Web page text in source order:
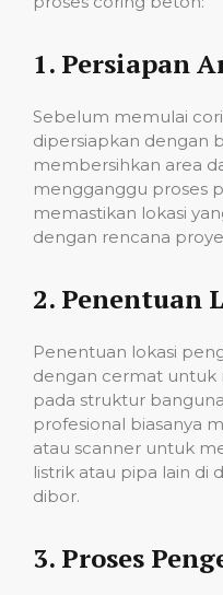
1. Persiapan
Sebelum memulai
dipersiapkan dengan
membersihkan area
mengganggu proses
memastikan lokasi
dengan rencana
2. Penentuan
Penentuan lokasi
dengan cermat untuk
pada struktur
profesional biasanya
atau scanner untuk
listrik atau pipa lain di
dibor.
3. Proses